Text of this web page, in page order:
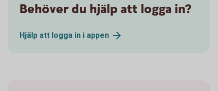
Behöver du hjälp att logga in?
Hjälp att logga in i appen